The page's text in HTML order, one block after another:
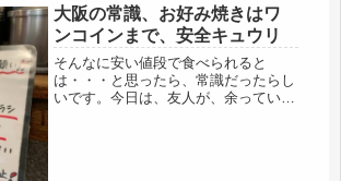
７月中旬からお盆にかけて。関東に住
んでいた頃は、６月に入ると、即デパ
ート...
大阪の常識、お好み焼きはワ
ンコインまで、安全キュウリ
そんなに安い値段で食べられると
は・・・と思ったら、常識だったらし
いです。今日は、友人が、余っている